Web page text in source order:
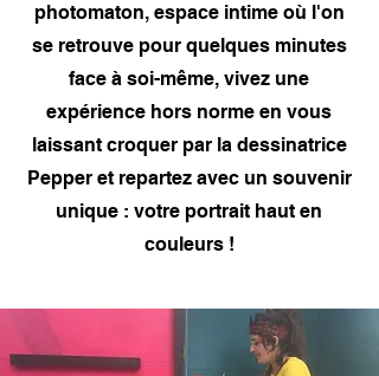
photomaton, espace intime où l'on
se retrouve pour quelques minutes
face à soi-même, vivez une
expérience hors norme en vous
laissant croquer par la dessinatrice
Pepper et repartez avec un souvenir
unique : votre portrait haut en
couleurs !